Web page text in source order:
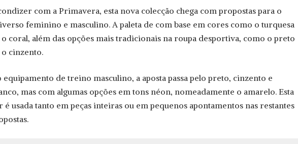
com a Primavera, esta nova colecção chega com propostas para o
feminino e masculino. A paleta de com base em cores como o turquesa
o coral, além das opções mais tradicionais na roupa desportiva, como o preto
o cinzento.
equipamento de treino masculino, a aposta passa pelo preto, cinzento e
mas com algumas opções em tons néon, nomeadamente o amarelo. Esta
é usada tanto em peças inteiras ou em pequenos apontamentos nas restantes